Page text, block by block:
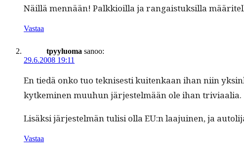
Näil­lä men­nään! Palkkioil­la ja ran­gais­tuk­sil­la
Vastaa
tpyyluoma sanoo:
29.6.2008 19:11
En tiedä onko tuo teknis­es­ti kuitenkaan ihan niin
kytkem­i­nen muuhun jär­jestelmään ole ihan triviaalia.
Lisäk­si jär­jestelmän tulisi olla EU:n laa­juinen, ja
Vastaa